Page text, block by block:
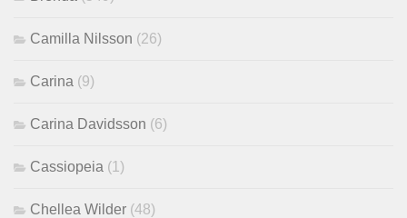
Camilla Nilsson (26)
Carina (9)
Carina Davidsson (6)
Cassiopeia (1)
Chellea Wilder (48)